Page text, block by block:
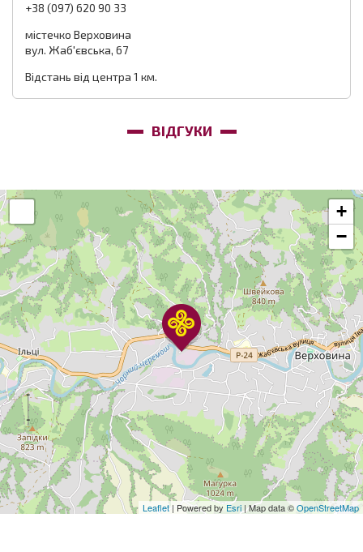
+38 (097) 620 90 33
містечко Верховина
вул. Жаб'євська, 67
Відстань від центра 1 км.
ВІДГУКИ
+
−
Leaflet| Powered byEsri | Map data ©OpenStreetMap